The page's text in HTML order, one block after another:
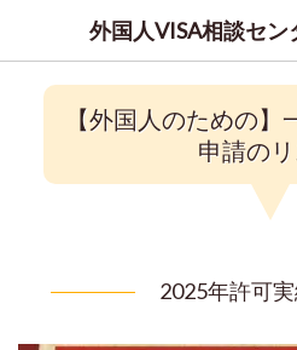
外国人VISA相談セン
【外国人のための】
申請の
2025年許可